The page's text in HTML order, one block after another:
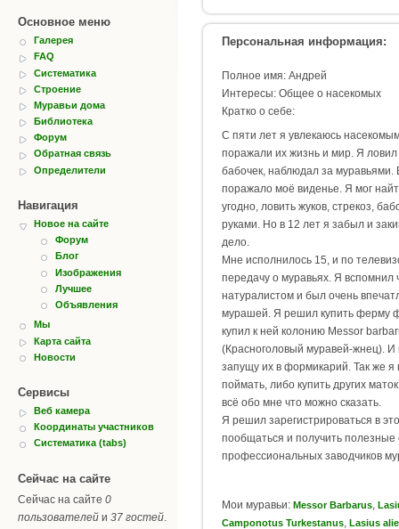
Основное меню
Галерея
FAQ
Систематика
Строение
Муравьи дома
Библиотека
Форум
Обратная связь
Определители
Навигация
Новое на сайте
Форум
Блог
Изображения
Лучшее
Объявления
Мы
Карта сайта
Новости
Сервисы
Веб камера
Координаты участников
Систематика (tabs)
Сейчас на сайте
Сейчас на сайте 0
пользователей и 37 гостей.
Персональная информация:
Полное имя: Андрей
Интересы: Общее о насекомых
Кратко о себе:
С пяти лет я увлекаюсь
поражали их жизнь и мир. Я
бабочек, наблюдал за муравьями.
поражало моё виденье. Я мог
угодно, ловить жуков, стрекоз,
руками. Но в 12 лет я забыл и
дело.
Мне исполнилось 15, и по
передачу о муравьях. Я вспомнил
натуралистом и был очень
мурашей. Я решил купить ферму
купил к ней колонию Messor
(Красноголовый муравей-жнец). И
запущу их в формикарий. Так же
поймать, либо купить других
всё обо мне что можно сказать.
Я решил зарегистрироваться в
пообщаться и получить полезные
профессиональных заводчиков
Мои муравьи: Messor Barbarus
Camponotus Turkestanus Lasius